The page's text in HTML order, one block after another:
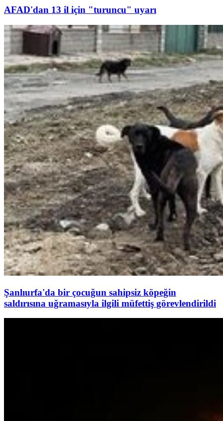
AFAD'dan 13 il için "turuncu" uyarı
Şanlıurfa'da bir çocuğun sahipsiz köpeğin
saldırısına uğramasıyla ilgili müfettiş görevlendirildi